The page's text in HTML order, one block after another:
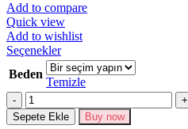
Add to compare
Quick view
Add to wishlist
SeçeneklerBu
ürünün
birden
fazla
varyasyonu
var.
Beden
Temizle
Miktar
Sepete Ekle Buy now